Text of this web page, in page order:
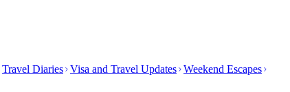
Travel Diaries Visa and Travel Updates Weekend Escapes